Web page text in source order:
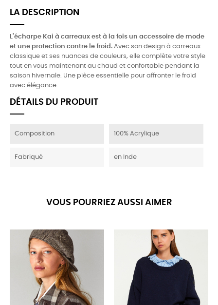
LA DESCRIPTION
L'écharpe Kai à carreaux est à la fois un accessoire de mode
et une protection contre le froid. Avec son design à carreaux
classique et ses nuances de couleurs, elle complète votre style
tout en vous maintenant au chaud et confortable pendant la
saison hivernale. Une pièce essentielle pour affronter le froid
avec élégance.
DÉTAILS DU PRODUIT
Composition 100% Acrylique
Fabriqué en Inde
VOUS POURRIEZ AUSSI AIMER